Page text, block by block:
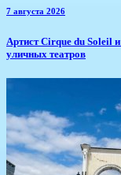
7 августа 2026
Артист Cirque du Soleil
уличных театров